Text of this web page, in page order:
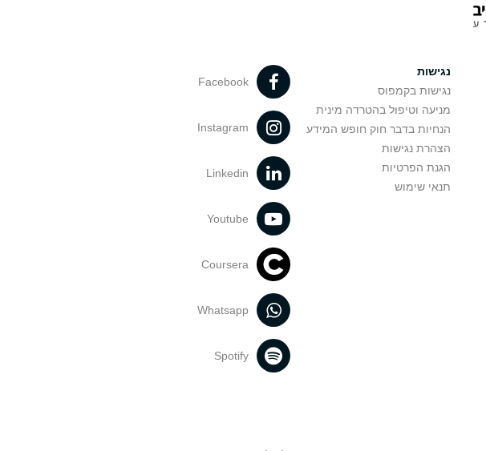
נגישות
נגישות בקמפוס
מניעה וטיפול בהטרדה מינית
הנחיות בדבר חוק חופש המידע
הצהרת נגישות
הגנת הפרטיות
תנאי שימוש
Facebook
Instagram
Linkedin
Youtube
Coursera
Whatsapp
Spotify